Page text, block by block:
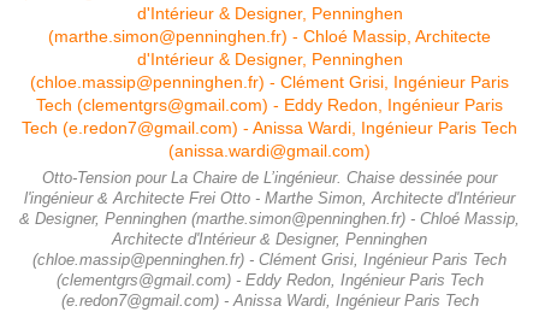
Otto-Tension pour La Chaire de L’ingénieur. Chaise dessinée pour
l'ingénieur & Architecte Frei Otto - Marthe Simon, Architecte d'Intérieur
& Designer, Penninghen (marthe.simon@penninghen.fr) - Chloé Massip,
Architecte d'Intérieur & Designer, Penninghen
(chloe.massip@penninghen.fr) - Clément Grisi, Ingénieur Paris Tech
(clementgrs@gmail.com) - Eddy Redon, Ingénieur Paris Tech
(e.redon7@gmail.com) - Anissa Wardi, Ingénieur Paris Tech